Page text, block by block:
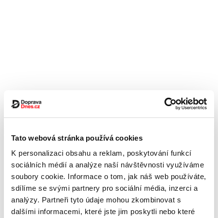
Tato webová stránka používá cookies
K personalizaci obsahu a reklam, poskytování funkcí
sociálních médií a analýze naší návštěvnosti využíváme
soubory cookie. Informace o tom, jak náš web používáte,
sdílíme se svými partnery pro sociální média, inzerci a
analýzy. Partneři tyto údaje mohou zkombinovat s
dalšími informacemi, které jste jim poskytli nebo které